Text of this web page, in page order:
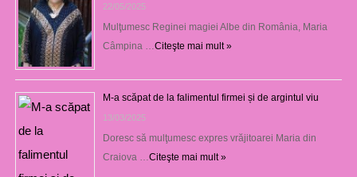
22/05/2025
Mulţumesc Reginei magiei Albe din România, Maria
Câmpina …Citeşte mai mult »
M-a scăpat de la falimentul firmei și de argintul viu
13/03/2025
Doresc să mulţumesc expres vrăjitoarei Maria din
Craiova …Citeşte mai mult »